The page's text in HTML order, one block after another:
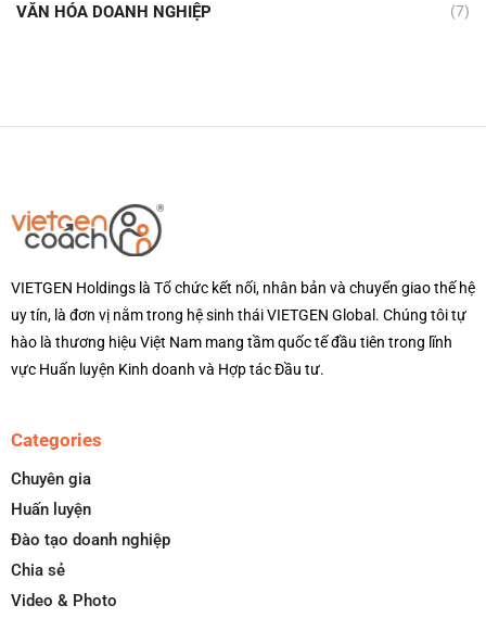
VĂN HÓA DOANH NGHIỆP (7)
VIETGEN Holdings là Tổ chức kết nối, nhân bản và chuyển giao thế hệ
uy tín, là đơn vị nằm trong hệ sinh thái VIETGEN Global. Chúng tôi tự
hào là thương hiệu Việt Nam mang tầm quốc tế đầu tiên trong lĩnh
vực Huấn luyện Kinh doanh và Hợp tác Đầu tư.
Categories
Chuyên gia
Huấn luyện
Đào tạo doanh nghiệp
Chia sẻ
Video & Photo